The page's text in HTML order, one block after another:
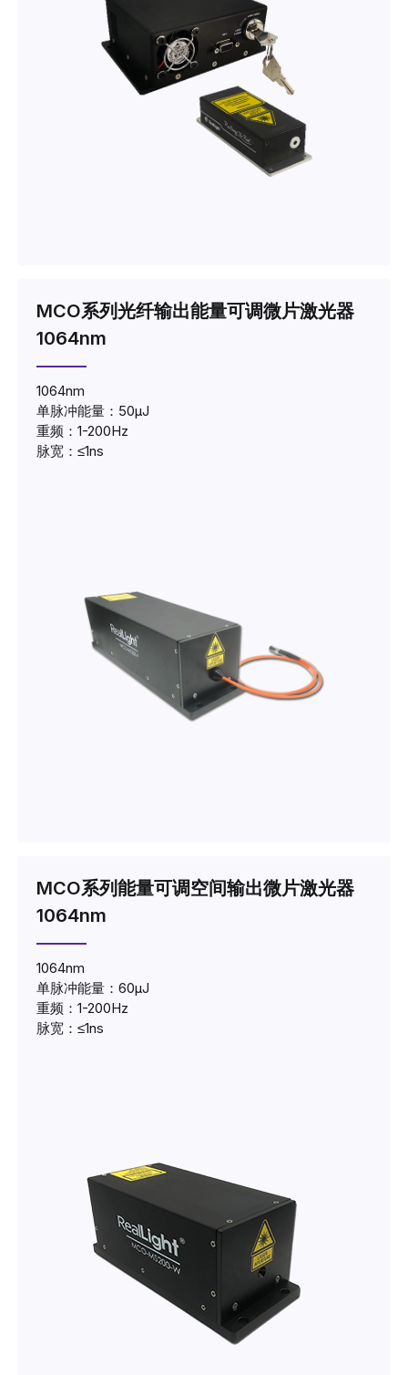
MCO系列光纤输出能量可调微片激光器
1064nm
1064nm
单脉冲能量：50μJ
重频：1-200Hz
脉宽：≤1ns
MCO系列能量可调空间输出微片激光器
1064nm
1064nm
单脉冲能量：60μJ
重频：1-200Hz
脉宽：≤1ns